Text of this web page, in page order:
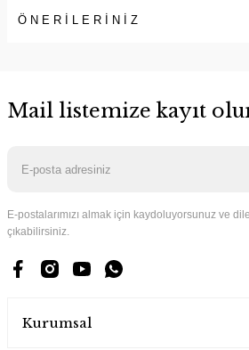
ÖNERİLERİNİZ
Mail listemize kayıt
E-postalarımızı almak için kaydoluyorsunuz ve
çıkabilirsiniz.
Kurumsal